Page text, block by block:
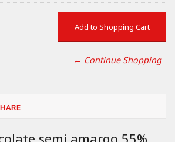
← Continue Shopping
semi amargo 55%